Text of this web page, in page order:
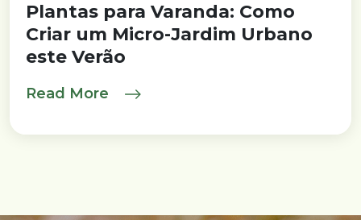
Plantas para Varanda: Como
Criar um Micro-Jardim Urbano
este Verão
Read More